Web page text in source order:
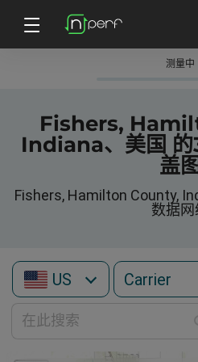
测量中
Fishers,
Indiana、美国
盖图
Fishers, Hamilton County,
数据网
US